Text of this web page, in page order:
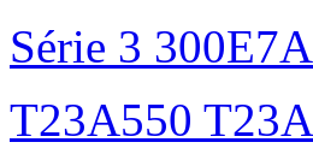
Série 3
T23A550